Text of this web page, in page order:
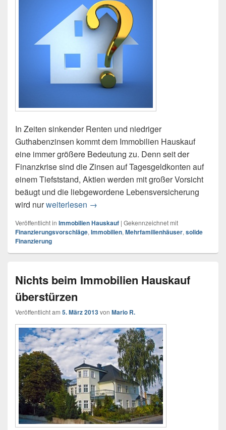
In Zeiten sinkender Renten und niedriger
Guthabenzinsen kommt dem Immobilien Hauskauf
eine immer größere Bedeutung zu. Denn seit der
Finanzkrise sind die Zinsen auf Tagesgeldkonten auf
einem Tiefststand, Aktien werden mit großer Vorsicht
beäugt und die liebgewordene Lebensversicherung
wird nurweiterlesen Immobilien Hauskauf als gute
→
Veröffentlicht in Immobilien Hauskauf | Gekennzeichnet mit
Finanzierungsvorschläge, Immobilien, Mehrfamilienhäuser, solide
Finanzierung
Nichts beim Immobilien Hauskauf
überstürzen
Veröffentlicht am 5. März 2013von Mario R.